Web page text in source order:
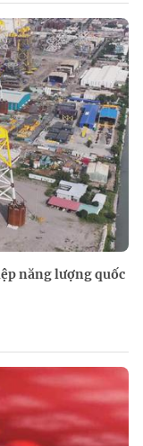
năng lượng quốc